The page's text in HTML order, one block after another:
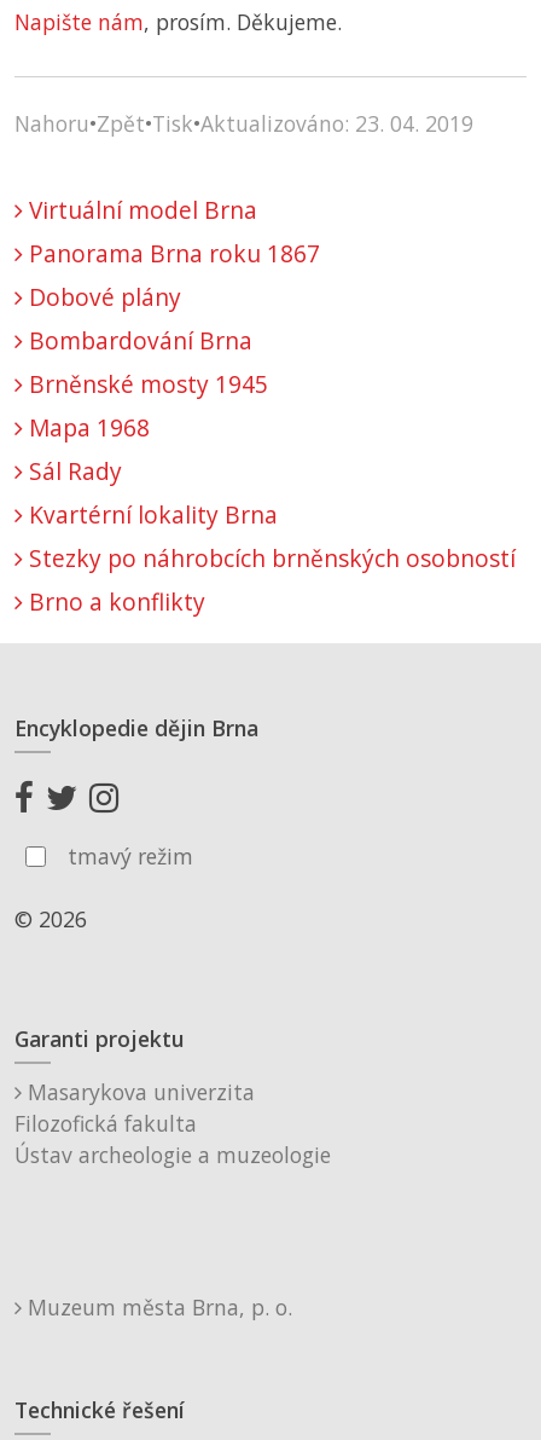
Napište nám, prosím. Děkujeme.
Nahoru•Zpět•Tisk•Aktualizováno: 23. 04. 2019
Virtuální model Brna
Panorama Brna roku 1867
Dobové plány
Bombardování Brna
Brněnské mosty 1945
Mapa 1968
Sál Rady
Kvartérní lokality Brna
Stezky po náhrobcích brněnských osobností
Brno a konflikty
Encyklopedie dějin Brna
tmavý režim
© 2026
Garanti projektu
Masarykova univerzita
Filozofická fakulta
Ústav archeologie a muzeologie
Muzeum města Brna, p. o.
Technické řešení